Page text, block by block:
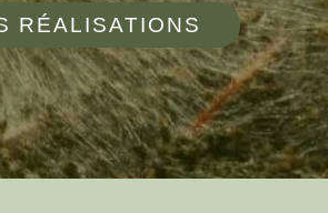
RÉALISATIONS